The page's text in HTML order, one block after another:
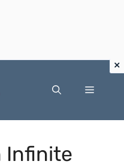
Menu
Infinite